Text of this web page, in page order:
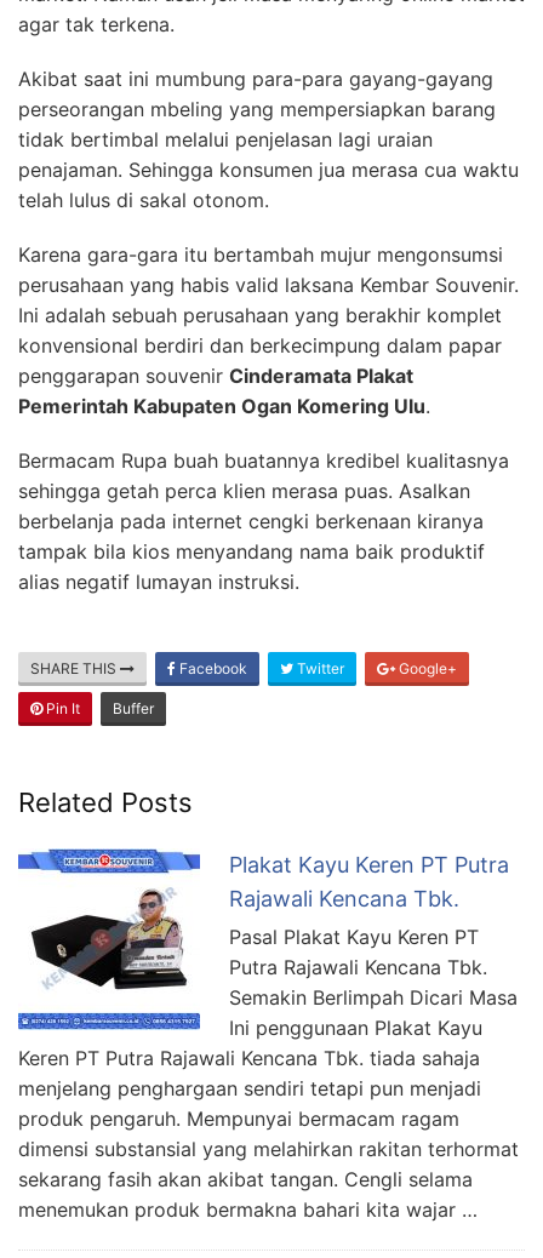
agar tak terkena.
Akibat saat ini mumbung para-para gayang-gayang
perseorangan mbeling yang mempersiapkan barang
tidak bertimbal melalui penjelasan lagi uraian
penajaman. Sehingga konsumen jua merasa cua waktu
telah lulus di sakal otonom.
Karena gara-gara itu bertambah mujur mengonsumsi
perusahaan yang habis valid laksana Kembar Souvenir.
Ini adalah sebuah perusahaan yang berakhir komplet
konvensional berdiri dan berkecimpung dalam papar
penggarapan souvenir Cinderamata Plakat
Pemerintah Kabupaten Ogan Komering Ulu.
Bermacam Rupa buah buatannya kredibel kualitasnya
sehingga getah perca klien merasa puas. Asalkan
berbelanja pada internet cengki berkenaan kiranya
tampak bila kios menyandang nama baik produktif
alias negatif lumayan instruksi.
SHARE THIS Facebook Twitter Google+
Pin It Buffer
Related Posts
Plakat Kayu Keren PT Putra
Rajawali Kencana Tbk.
Pasal Plakat Kayu Keren PT
Putra Rajawali Kencana Tbk.
Semakin Berlimpah Dicari Masa
Ini penggunaan Plakat Kayu
Keren PT Putra Rajawali Kencana Tbk. tiada sahaja
menjelang penghargaan sendiri tetapi pun menjadi
produk pengaruh. Mempunyai bermacam ragam
dimensi substansial yang melahirkan rakitan terhormat
sekarang fasih akan akibat tangan. Cengli selama
menemukan produk bermakna bahari kita wajar …